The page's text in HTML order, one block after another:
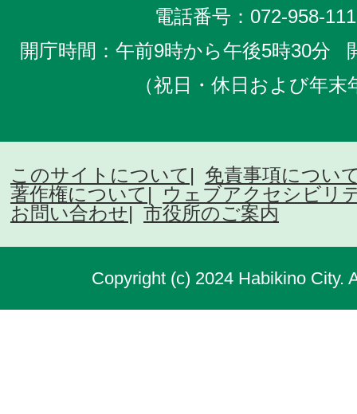
電話番号： 072-958-
開庁時間：午前9時から午後5時30分
（祝日・休日および年
このサイトについて
免責事項につい
著作権について
ウェブアクセシビリ
お問い合わせ
市役所のご案内
Copyright (c) 2024 Habikino City.